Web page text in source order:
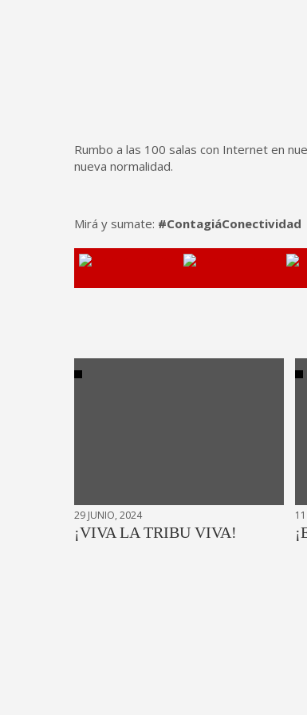
Rumbo a las 100 salas con Internet en
nueva normalidad.
Mirá y sumate: #ContagiáConectividad
29 JUNIO, 2024
¡VIVA LA TRIBU VIVA!